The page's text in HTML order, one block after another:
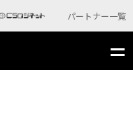
パートナー一覧